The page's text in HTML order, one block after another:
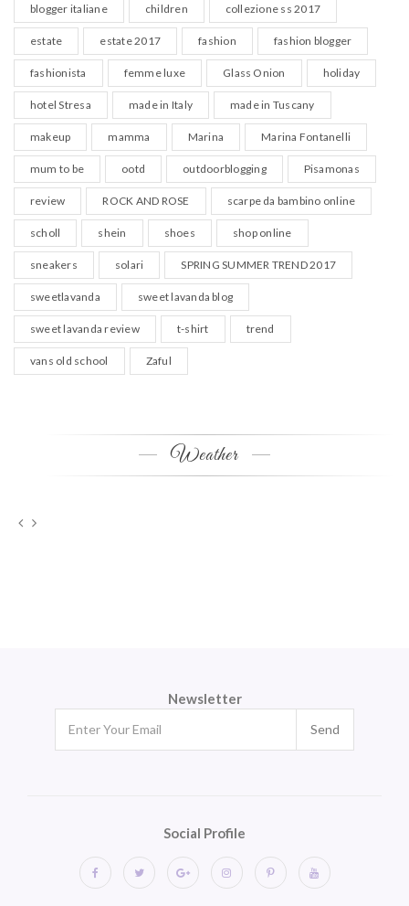
blogger italiane children collezione ss 2017
estate estate 2017 fashion fashion blogger
fashionista femme luxe Glass Onion holiday
hotel Stresa made in Italy made in Tuscany
makeup mamma Marina Marina Fontanelli
mum to be ootd outdoorblogging Pisamonas
review ROCK AND ROSE scarpe da bambino online
scholl shein shoes shop online
sneakers solari SPRING SUMMER TREND 2017
sweetlavanda sweet lavanda blog
sweet lavanda review t-shirt trend
vans old school Zaful
Weather
Newsletter
Send
Social Profile